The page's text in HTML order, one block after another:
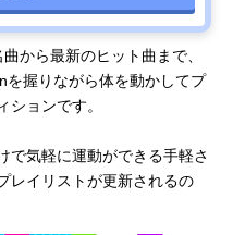
から最新のヒット曲まで、
を握りながら体を動かしてプ
ションです。
で気軽に運動ができる手軽さ
レイリストが更新されるの